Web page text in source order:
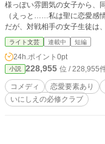
様っぽい雰囲気の女子から、
（えっと……私は聖に恋愛感
だが、対戦相手の女子生徒は
言。 困った桃菜は、お嬢様か
（ちょっと気弱）とともに百
ライト文芸 連載中 短編
24h.ポイント 0pt
小説 228,955 位 / 228,955
コメディ 恋愛要素あり
いにしえの必修クラブ